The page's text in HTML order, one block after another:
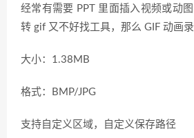
经常有需要 PPT 里面插入视频或动
转 gif 又不好找工具，那么 GIF 动画
大小：1.38MB
格式：BMP/JPG
支持自定义区域，自定义保存路径